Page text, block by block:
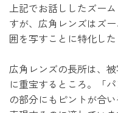
上記でお話ししたズー
すが、広角レンズはズ
囲を写すことに特化し
広角レンズの長所は、
に重宝するところ。「
の部分にもピントが合